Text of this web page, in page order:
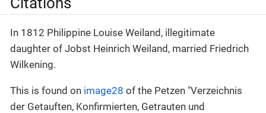
In 1812 Philippine Louise Weiland, illegitimate
daughter of Jobst Heinrich Weiland, married Friedrich
Wilkening.
This is found on image28 of the Petzen "Verzeichnis
der Getauften, Konfirmierten, Getrauten und